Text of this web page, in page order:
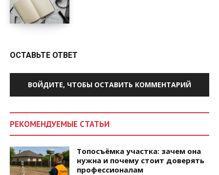
ОСТАВЬТЕ ОТВЕТ
ВОЙДИТЕ, ЧТОБЫ ОСТАВИТЬ КОММЕНТАРИЙ
РЕКОМЕНДУЕМЫЕ СТАТЬИ
Топосъёмка участка: зачем она
нужна и почему стоит доверять
профессионалам